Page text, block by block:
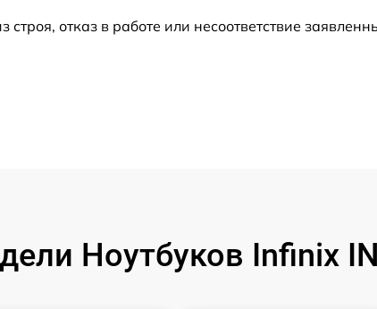
от 60 мин
от 60 мин
отказ в работе или несоответствие
Ноутбуков Infinix